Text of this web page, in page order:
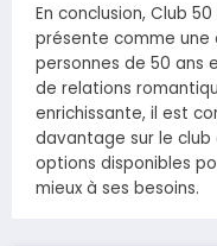
En conclusion, Club
présente comme
personnes de 50 ans
de relations
enrichissante, il est
davantage sur le club
options disponibles
mieux à ses besoins.